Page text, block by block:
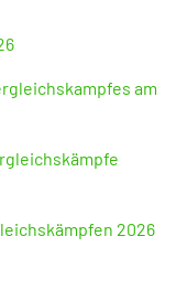
am
2026